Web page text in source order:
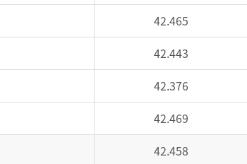
42.465
42.443
42.376
42.469
42.458